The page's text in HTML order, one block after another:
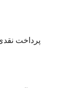
پرداخت